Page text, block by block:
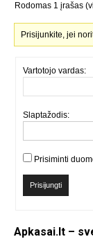
Rodomas 1 įrašas
Prisijunkite, jei
Vartotojo vardas:
Slaptažodis:
Prisiminti
Prisijungti
Apkasai.lt –